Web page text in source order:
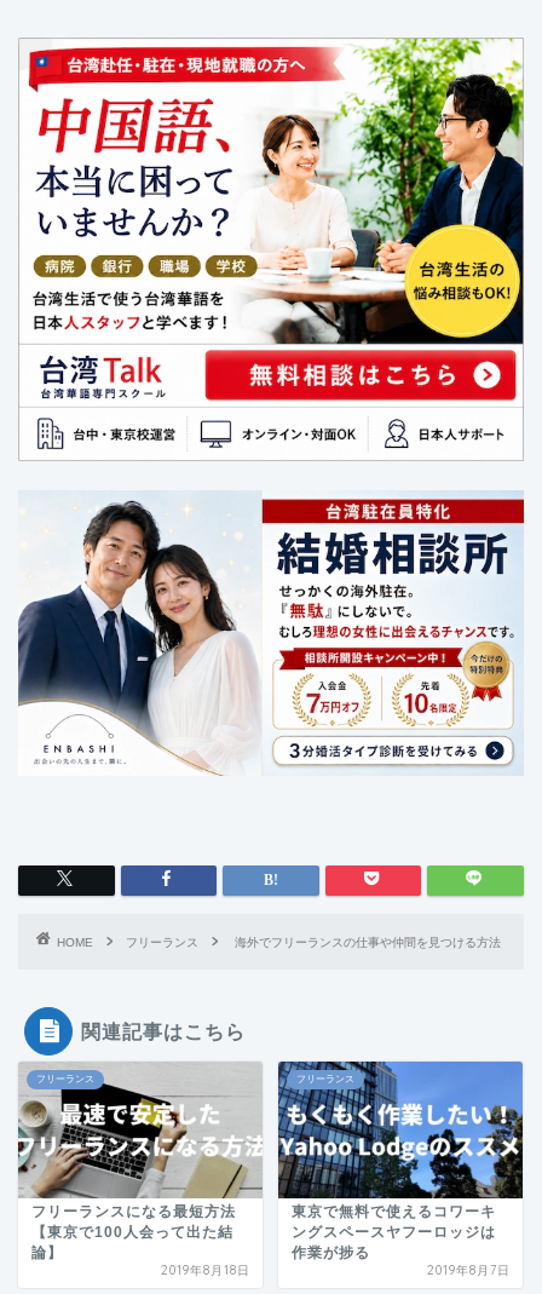
HOME フリーランス 海外でフリーランスの仕事や仲間を見つける方法
関連記事はこちら
フリーランス
フリーランスになる最短方法
【東京で100人会って出た結
論】
2019年8月18日
フリーランス
東京で無料で使えるコワーキ
ングスペースヤフーロッジは
作業が捗る
2019年8月7日